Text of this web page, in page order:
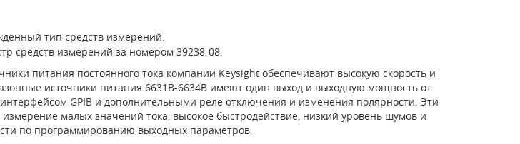
тип средств измерений.
средств измерений за номером 39238-08.
питания постоянного тока компании Keysight обеспечивают высокую скорость и
источники питания 6631B-6634B имеют один выход и выходную мощность от
GPIB и дополнительными реле отключения и изменения полярности. Эти
малых значений тока, высокое быстродействие, низкий уровень шумов и
по программированию выходных параметров.